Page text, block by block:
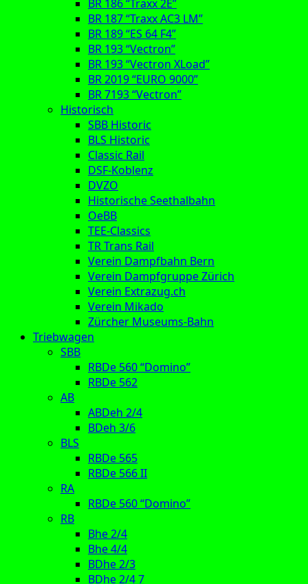
BR 186 “Traxx 2E”
BR 187 “Traxx AC3 LM”
BR 189 “ES 64 F4”
BR 193 “Vectron”
BR 193 “Vectron XLoad”
BR 2019 “EURO 9000”
BR 7193 “Vectron”
Historisch
SBB Historic
BLS Historic
Classic Rail
DSF-Koblenz
DVZO
Historische Seethalbahn
OeBB
TEE-Classics
TR Trans Rail
Verein Dampfbahn Bern
Verein Dampfgruppe Zürich
Verein Extrazug.ch
Verein Mikado
Zürcher Museums-Bahn
Triebwagen
SBB
RBDe 560 “Domino”
RBDe 562
AB
ABDeh 2/4
BDeh 3/6
BLS
RBDe 565
RBDe 566 II
RA
RBDe 560 “Domino”
RB
Bhe 2/4
Bhe 4/4
BDhe 2/3
BDhe 2/4 7